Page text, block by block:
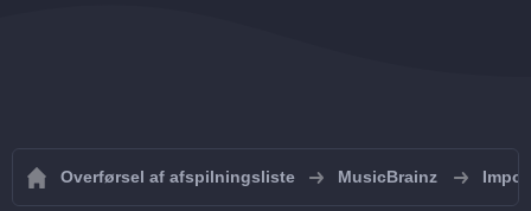
Overførsel af afspilningsliste MusicBrainz